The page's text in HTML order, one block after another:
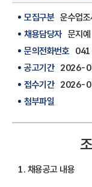
모집구분 운수업
채용담당자 문지예
문의전화번호
공고기간 2026-
접수기간 2026-
첨부파일
1. 채용공고 내용